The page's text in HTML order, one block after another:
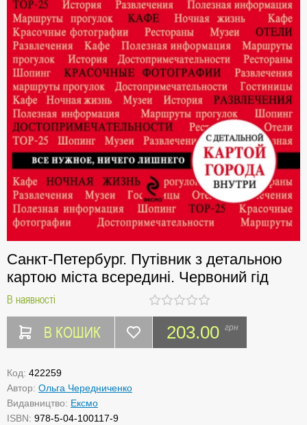
Санкт-Петербург. Путівник з детальною
картою міста всередині. Червоний гід
В наявності
В КОШИК 203.00 грн
Код: 422259
Автор: Ольга Чередниченко
Видавництво: Ексмо
ISBN: 978-5-04-100117-9